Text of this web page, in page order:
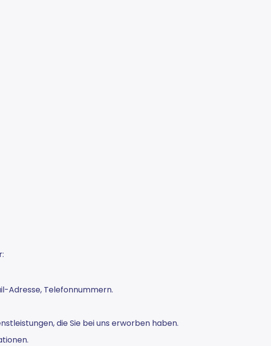
Adresse, Telefonnummern.
die Sie bei uns erworben haben.